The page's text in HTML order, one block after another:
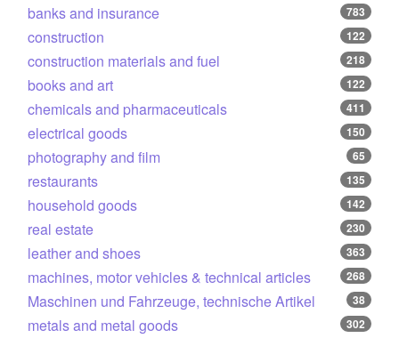
banks and insurance 783
construction 122
construction materials and fuel 218
books and art 122
chemicals and pharmaceuticals 411
electrical goods 150
photography and film 65
restaurants 135
household goods 142
real estate 230
leather and shoes 363
machines, motor vehicles & technical articles 268
Maschinen und Fahrzeuge, technische Artikel 38
metals and metal goods 302